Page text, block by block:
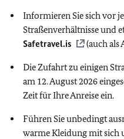
Informieren Sie sich vor
Straßenverhältnisse und
Safetravel.is
(auch als
Die Zufahrt zu einigen
am 12. August 2026
Zeit für Ihre Anreise ein.
Führen Sie unbedingt
warme Kleidung mit sich